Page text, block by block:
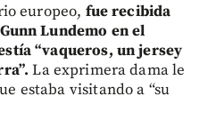
europeo, fue recibida
Lundemo en el
“vaqueros, un jersey
La exprimera dama le
estaba visitando a “su